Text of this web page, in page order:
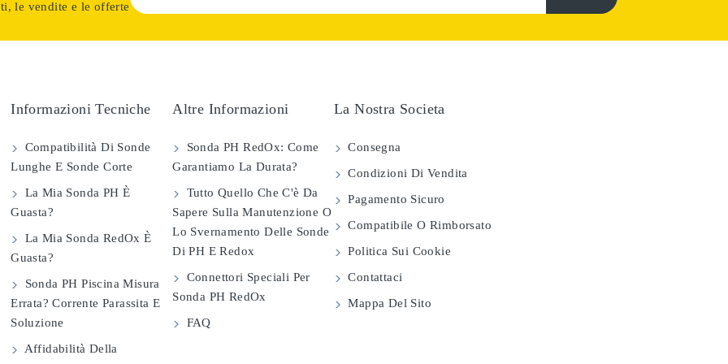
le vendite e le offerte
Informazioni Tecniche
Compatibilità Di Sonde
Lunghe E Sonde Corte
La Mia Sonda PH È
Guasta?
La Mia Sonda RedOx È
Guasta?
Sonda PH Piscina Misura
Errata? Corrente Parassita E
Soluzione
Affidabilità Della
Altre Informazioni
Sonda PH RedOx: Come
Garantiamo La Durata?
Tutto Quello Che C'è Da
Sapere Sulla Manutenzione O
Lo Svernamento Delle Sonde
Di PH E Redox
Connettori Speciali Per
Sonda PH RedOx
FAQ
La Nostra Societa
Consegna
Condizioni Di Vendita
Pagamento Sicuro
Compatibile O Rimborsato
Politica Sui Cookie
Contattaci
Mappa Del Sito